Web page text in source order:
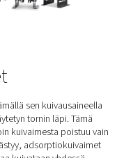
syklisinä ja ei-syklisinä
investointikustannukset
Lisäksi ne tarjoavat
niiden
etuja.